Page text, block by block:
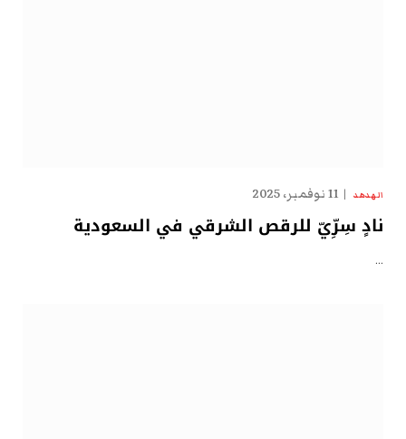
الهدهد 11 نوفمبر، 2025
نادٍ سِرِّيّ للرقص الشرقي في السعودية
…